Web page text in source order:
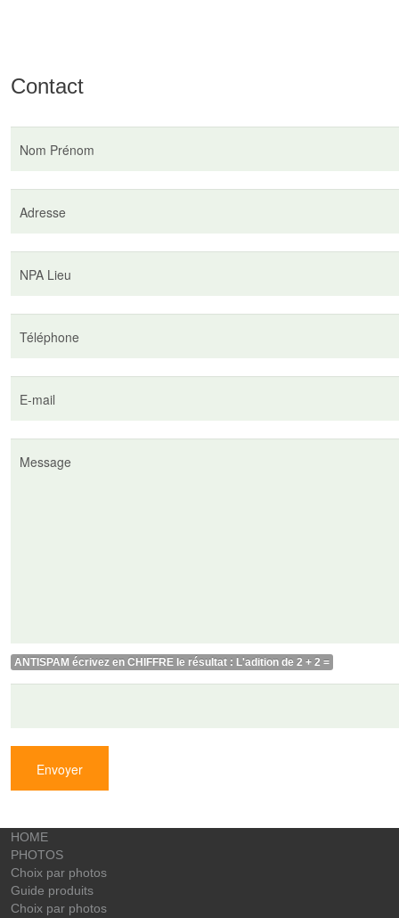
Contact
ANTISPAM écrivez en CHIFFRE le résultat : L'adition de 2 + 2 =
HOME
PHOTOS
Choix par photos
Guide produits
Choix par photos